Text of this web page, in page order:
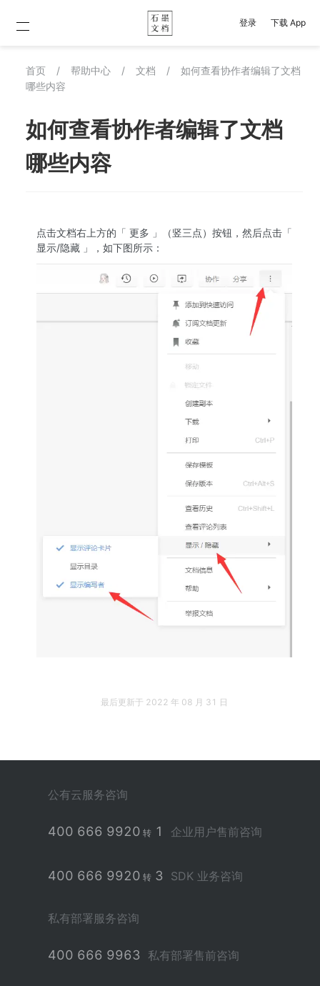
登录 下载 App
首页 / 帮助中心 / 文档 /
如何查看协作者编辑了文档
哪些内容
如何查看协作者编辑了文档
哪些内容
点击文档右上方的「 更多 」（竖三点）按钮，然后点击「
显示/隐藏 」，如下图所示：
最后更新于 2022 年 08 月 31 日
公有云服务咨询
400 666 9920 转1 企业用户售前咨询
400 666 9920 转3 SDK 业务咨询
私有部署服务咨询
400 666 9963 私有部署售前咨询